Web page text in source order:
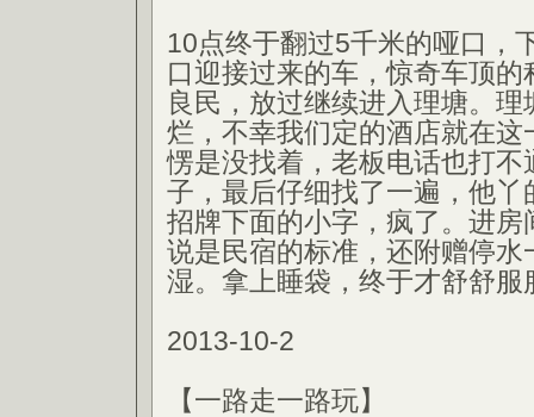
10点终于翻过5千米的哑口，
口迎接过来的车，惊奇车顶
良民，放过继续进入理塘。
烂，不幸我们定的酒店就在
愣是没找着，老板电话也打不
子，最后仔细找了一遍，他丫
招牌下面的小字，疯了。进房
说是民宿的标准，还附赠停水
湿。拿上睡袋，终于才舒舒服
2013-10-2
【一路走一路玩】